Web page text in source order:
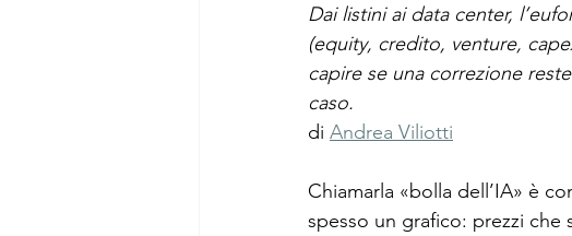
Calcolo quantistico Quantum
Analisi sociali
Dai listini ai data center,
(equity, credito, venture,
capire se una correzione
caso.
di Andrea Viliotti
Chiamarla «bolla dell’IA» è
spesso un grafico: prezzi